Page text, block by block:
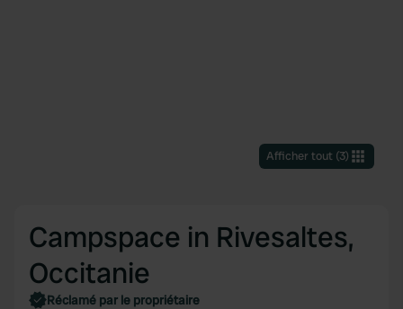
Afficher tout(3)
Campspace in Rivesaltes,
Occitanie
Réclamé par le propriétaire